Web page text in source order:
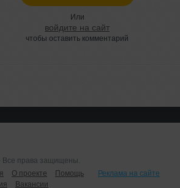
Или
войдите на сайт
чтобы оставить комментарий
Все права защищены.
О проекте Помощь
Реклама на сайте
Вакансии